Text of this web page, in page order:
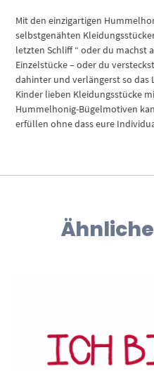
Mit den einzigartigen
selbstgenähten
letzten Schliff “ oder du machst
Einzelstücke – oder du
dahinter und verlängerst so das
Kinder lieben Kleidungsstücke
Hummelhonig-Bügelmotiven
erfüllen ohne dass eure